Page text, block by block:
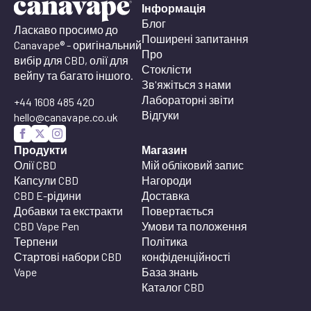
Ласкаво просимо до
Canavape® - оригінальний
вибір для CBD, олії для
вейпу та багато іншого.
+44 1608 485 420
hello@canavape.co.uk
Інформація
Блог
Поширені запитання
Про
Стоклісти
Зв'яжіться з нами
Лабораторні звіти
Відгуки
Продукти
Олії CBD
Капсули CBD
CBD E-рідини
Добавки та екстракти
CBD Vape Pen
Терпени
Стартові набори CBD
Vape
Магазин
Мій обліковий запис
Нагороди
Доставка
Повертається
Умови та положення
Політика
конфіденційності
База знань
Каталог CBD